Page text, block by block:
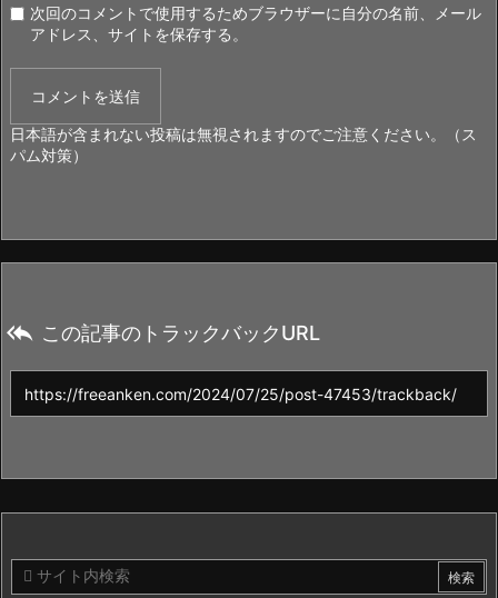
次回のコメントで使用するためブラウザーに自分の名前、メール
アドレス、サイトを保存する。
日本語が含まれない投稿は無視されますのでご注意ください。（ス
パム対策）
 この記事のトラックバックURL